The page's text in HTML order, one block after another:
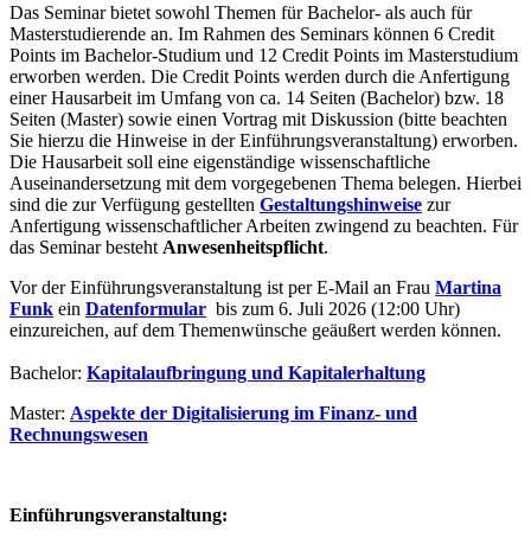
Das Seminar bietet sowohl Themen für Bachelor- als auch für
Masterstudierende an. Im Rahmen des Seminars können 6 Credit
Points im Bachelor-Studium und 12 Credit Points im Masterstudium
erworben werden. Die Credit Points werden durch die Anfertigung
einer Hausarbeit im Umfang von ca. 14 Seiten (Bachelor) bzw. 18
Seiten (Master) sowie einen Vortrag mit Diskussion (bitte beachten
Sie hierzu die Hinweise in der Einführungsveranstaltung) erworben.
Die Hausarbeit soll eine eigenständige wissenschaftliche
Auseinandersetzung mit dem vorgegebenen Thema belegen. Hierbei
sind die zur Verfügung gestellten Gestaltungshinweise zur
Anfertigung wissenschaftlicher Arbeiten zwingend zu beachten. Für
das Seminar besteht Anwesenheitspflicht.
Vor der Einführungsveranstaltung ist per E-Mail an Frau Martina
Funk ein Datenformular bis zum 6. Juli 2026 (12:00 Uhr)
einzureichen, auf dem Themenwünsche geäußert werden können.
Bachelor: Kapitalaufbringung und Kapitalerhaltung
Master: Aspekte der Digitalisierung im Finanz- und
Rechnungswesen
Einführungsveranstaltung: